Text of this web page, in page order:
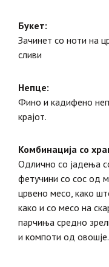
Букет:
Зачинет со ноти на
сливи
Непце:
Фино и кадифено
крајот.
Комбинација со
Одлично со јадења
фетучини со сос од
црвено месо, како
како и со месо на
парчиња средно
и компоти од овошје.